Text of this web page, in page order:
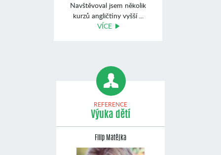
Navštěvoval jsem několik
kurzů angličtiny vyšší ...
VÍCE
REFERENCE
Výuka dětí
Filip Matějka